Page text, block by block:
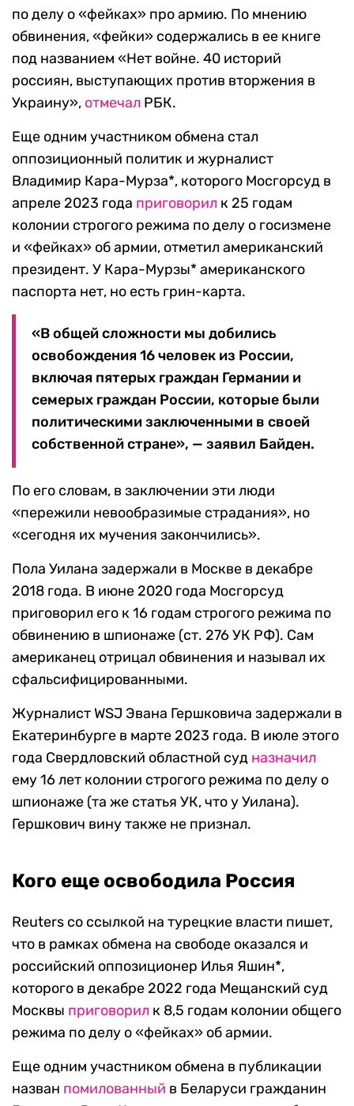
по делу о «фейках» про армию. По мнению
обвинения, «фейки» содержались в ее книге
под названием «Нет войне. 40 историй
россиян, выступающих против вторжения в
Украину», отмечал РБК.
Еще одним участником обмена стал
оппозиционный политик и журналист
Владимир Кара-Мурза*, которого Мосгорсуд в
апреле 2023 года приговорил к 25 годам
колонии строгого режима по делу о госизмене
и «фейках» об армии, отметил американский
президент. У Кара-Мурзы* американского
паспорта нет, но есть грин-карта.
«В общей сложности мы добились
освобождения 16 человек из России,
включая пятерых граждан Германии и
семерых граждан России, которые были
политическими заключенными в своей
собственной стране», — заявил Байден.
По его словам, в заключении эти люди
«пережили невообразимые страдания», но
«сегодня их мучения закончились».
Пола Уилана задержали в Москве в декабре
2018 года. В июне 2020 года Мосгорсуд
приговорил его к 16 годам строгого режима по
обвинению в шпионаже (ст. 276 УК РФ). Сам
американец отрицал обвинения и называл их
сфальсифицированными.
Журналист WSJ Эвана Гершковича задержали в
Екатеринбурге в марте 2023 года. В июле этого
года Свердловский областной суд назначил
ему 16 лет колонии строгого режима по делу о
шпионаже (та же статья УК, что у Уилана).
Гершкович вину также не признал.
Кого еще освободила Россия
Reuters со ссылкой на турецкие власти пишет,
что в рамках обмена на свободе оказался и
российский оппозиционер Илья Яшин*,
которого в декабре 2022 года Мещанский суд
Москвы приговорил к 8,5 годам колонии общего
режима по делу о «фейках» об армии.
Еще одним участником обмена в публикации
назван помилованный в Беларуси гражданин